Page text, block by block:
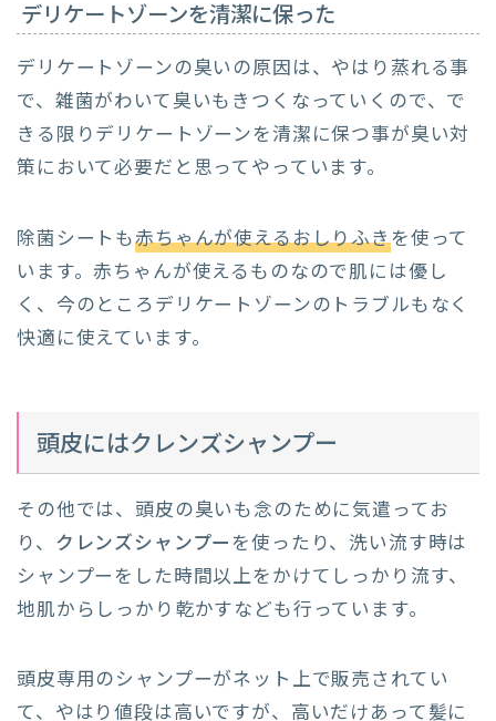
デリケートゾーンを清潔に保った
デリケートゾーンの臭いの原因は、やはり蒸れる事
で、雑菌がわいて臭いもきつくなっていくので、で
きる限りデリケートゾーンを清潔に保つ事が臭い対
策において必要だと思ってやっています。
除菌シートも赤ちゃんが使えるおしりふきを使って
います。赤ちゃんが使えるものなので肌には優し
く、今のところデリケートゾーンのトラブルもなく
快適に使えています。
頭皮にはクレンズシャンプー
その他では、頭皮の臭いも念のために気遣ってお
り、 クレンズシャンプー を使ったり、洗い流す時は
シャンプーをした時間以上をかけてしっかり流す、
地肌からしっかり乾かすなども行っています。
頭皮専用のシャンプーがネット上で販売されてい
て、やはり値段は高いですが、高いだけあって髪に